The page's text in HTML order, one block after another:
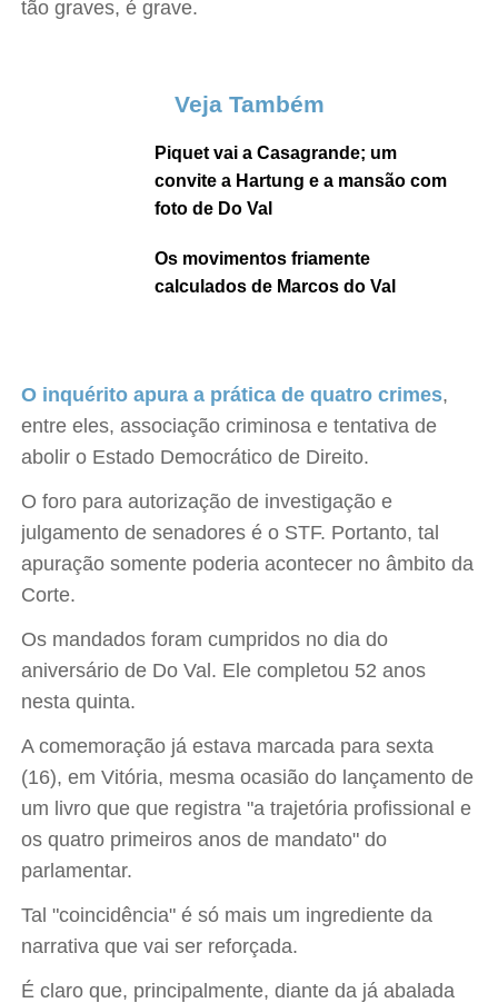
tão graves, é grave.
Veja Também
Piquet vai a Casagrande; um
convite a Hartung e a mansão com
foto de Do Val
Os movimentos friamente
calculados de Marcos do Val
O inquérito apura a prática de quatro crimes,
entre eles, associação criminosa e tentativa de
abolir o Estado Democrático de Direito.
O foro para autorização de investigação e
julgamento de senadores é o STF. Portanto, tal
apuração somente poderia acontecer no âmbito da
Corte.
Os mandados foram cumpridos no dia do
aniversário de Do Val. Ele completou 52 anos
nesta quinta.
A comemoração já estava marcada para sexta
(16), em Vitória, mesma ocasião do lançamento de
um livro que que registra "a trajetória profissional e
os quatro primeiros anos de mandato" do
parlamentar.
Tal "coincidência" é só mais um ingrediente da
narrativa que vai ser reforçada.
É claro que, principalmente, diante da já abalada